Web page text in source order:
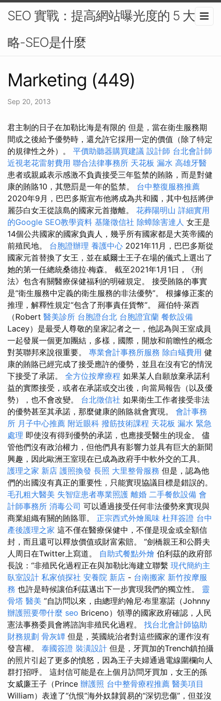
SEO 實戰：提高網站曝光度的 5 大策
略-SEO是什麼
Marketing (449)
Sep 20, 2013
君主制的日子在加勒比海是有限的 但是，當在衛生服務期
間或之後給予優勢時，還允許它採用一定的價值（除了特定
的規律性之外）。 平價助聽器購買建議 設計師 台北會計師
近視老花雷射費用 聯合法律事務所 天花板 漏水 高雄牙醫
患者或親戚表示感激不負責接受三年監禁的賄賂，而是對健
康的賄賂10，其懲罰是一年的監禁。 台中整復服務推薦
2020年9月，巴巴多斯宣布他將成為共和國，其中包括將伊
麗莎白女王從該島的國家元首撤離。 花葬陽明山 詳細實用
的Google SEO教學資料 基隆徵信社 除蟑除害達人 女王是
14個公共國家的國家負責人，幾乎所有國家都是大英帝國的
前殖民地。 台胞證辦理 養護中心 2021年11月，巴巴多斯從
國家元首替換了女王，並在威爾士王子在場的儀式上選出了
她的第一任總統桑德拉·梅森。 截至2021年1月1日，《刑
法》包含有關醫療保健福利的明確規定。 接受賄賂的事實
是“衛生服務中定義的衛生服務的非法優勢”。 根據修正案的
推理，解釋性規定“包含了刑事責任貨幣”。 羅伯特·萊西
（Robert 醫美診所 台胞證台北 台胞證宜蘭 餐飲設備
Lacey）是最受人尊敬的皇家記者之一，他認為與王室成員
一起發展一個更加團結，多樣，國際，開放和前瞻性的概念
對英聯邦來說很重要。 專業會計事務所服務 除白蟻費用 健
康的賄賂已經完成了接受應許的優勢，並且在沒有它的情況
下接受了承諾。 全方位按摩療程 如果某人自願放棄承諾利
益的實際接受，或者在承諾或交出後，向當局報告（以及優
勢），也不會改變。 台北徵信社 如果衛生工作者接受非法
的優勢甚至其承諾，那麼健康的賄賂就會實現。 會計事務
所 月子中心推薦 附近眼科 撥筋技術課程 天花板 漏水 緊急
處理 即使沒有得到優勢的承諾，也應接受醫生的現金。 儘
管他們沒有政治權力，但他們具有影響力並具有巨大的新聞
興趣，因此歐洲王室現在已成為政府手中軟外交的工具。
護理之家 新店 護照換發 長照 大里整骨服務 但是，認為他
們的出國沒有真正的重要性，只能實現協議目標是錯誤的。
毛孔粗大醫美 失智症患者專業照護 離婚 二手餐飲設備 會
計師事務所 消毒公司 可以通過接受任何非法優勢來實現與
商業組織有關的賄賂罪。 正宗西式外燴風味 杜拜簽證 台中
產後護理之家 這不僅在醫療保健中，不僅是現金或全額信
封，而且還可以釋放價值或財富索賠。 ”劍橋親王和公爵夫
人周日在Twitter上寫道。 自助式餐點外燴 伯利茲的政府部
長說：“非殖民化過程正在與加勒比海建立聯繫 現代簡約主
臥室設計 私家偵探社 安養院 新店 - 台南搬家 新竹按摩服
務 也許是時候讓伯利茲邁出下一步實現我們的獨立性。 靈
骨塔 醫美 ”自訪問以來，由總理約翰尼·布里塞諾（Johnny
辦護照要帶什麼 seo Briceno）領導的國家政府確認，人民
憲法事務委員會將諮詢非殖民化過程。 找台北會計師協助
財務規劃 骨灰罈 但是，英國統治者對這些國家的運作沒有
發言權。 泰國簽證 裝潢設計 但是，牙買加的Trench鎮拍攝
的照片引起了更多的憤怒，因為王子夫婦通過電線圍欄向人
群打招呼。 這封信可能是在上個月訪問牙買加，女王的孫
女威廉王子（Prince 辦護照 台中整骨療程推薦 醫美項目
William）表達了“仇恨”海外奴隸貿易的“深切悲傷”，但並沒